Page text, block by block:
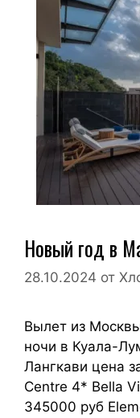
Новый год в
28.10.2024 от
Вылет из
ночи в Куала-
Лангкави цена
Centre 4* Bella
345000 руб